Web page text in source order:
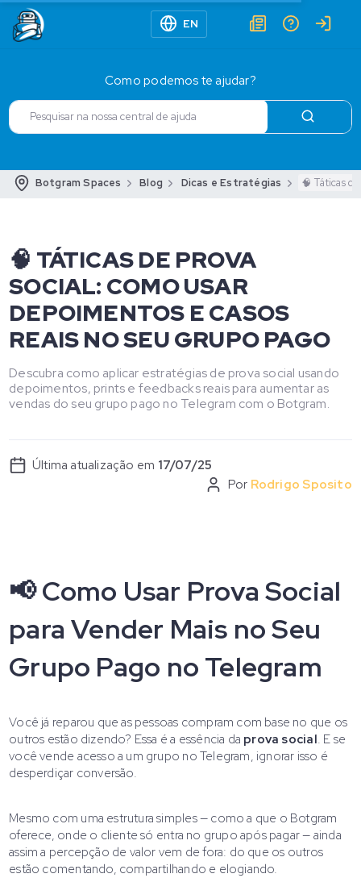
EN
Como podemos te ajudar?
Botgram Spaces Blog Dicas e Estratégias 🧠 Táticas
🧠 TÁTICAS DE PROVA
SOCIAL: COMO USAR
DEPOIMENTOS E CASOS
REAIS NO SEU GRUPO PAGO
Descubra como aplicar estratégias de prova social usando
depoimentos, prints e feedbacks reais para aumentar as
vendas do seu grupo pago no Telegram com o Botgram.
Última atualização em 17/07/25
Por Rodrigo Sposito
📢 Como Usar Prova Social
para Vender Mais no Seu
Grupo Pago no Telegram
Você já reparou que as pessoas compram com base no que os
outros estão dizendo? Essa é a essência da prova social. E se
você vende acesso a um grupo no Telegram, ignorar isso é
desperdiçar conversão.
Mesmo com uma estrutura simples — como a que o Botgram
oferece, onde o cliente só entra no grupo após pagar — ainda
assim a percepção de valor vem de fora: do que os outros
estão comentando, compartilhando e elogiando.